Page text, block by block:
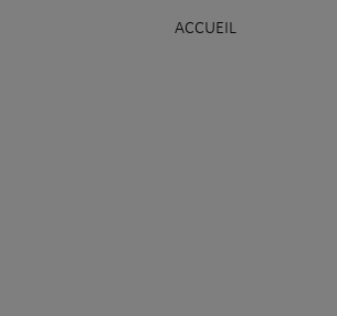
ACCUEIL